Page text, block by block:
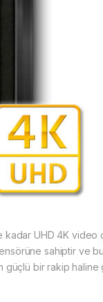
kadar UHD 4K
sahiptir ve
güçlü bir rakip haline